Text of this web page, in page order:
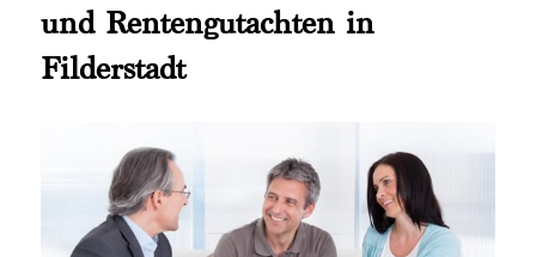
und Rentengutachten in
Filderstadt